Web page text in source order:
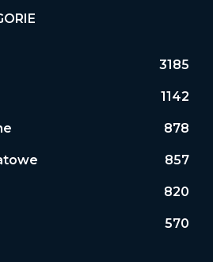
3185
1142
878
857
820
570